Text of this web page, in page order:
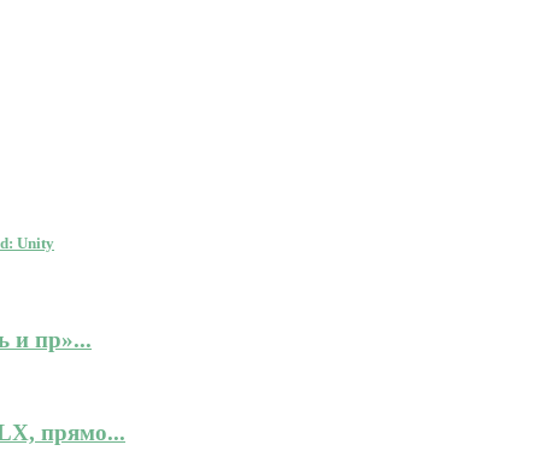
Unity
и пр»...
прямо...